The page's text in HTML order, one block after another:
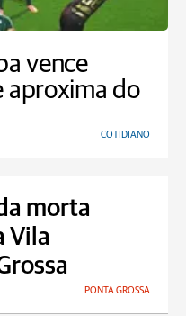
vence
aproxima do
COTIDIANO
morta
Vila
PONTA GROSSA